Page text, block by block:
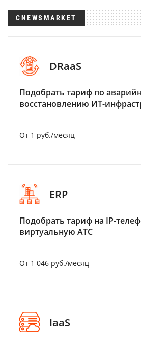
CNEWSMARKET
DRaaS
Подобрать тариф по
восстановлению ИТ-
От 1 руб./месяц
ERP
Подобрать тариф на IP-
виртуальную АТС
От 1 046 руб./месяц
IaaS